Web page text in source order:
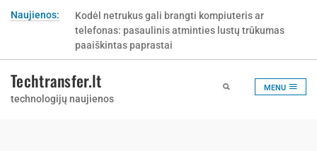
Naujienos:
Kodėl netrukus gali brangti kompiuteris ar
telefonas: pasaulinis atminties lustų trūkumas
paaiškintas paprastai
Kur pirkti Tork popierinius rankšluosčius ir kaip
nepermokėti už netinkamą popieriaus sistemą?
Techtransfer.lt
technologijų naujienos
MENU